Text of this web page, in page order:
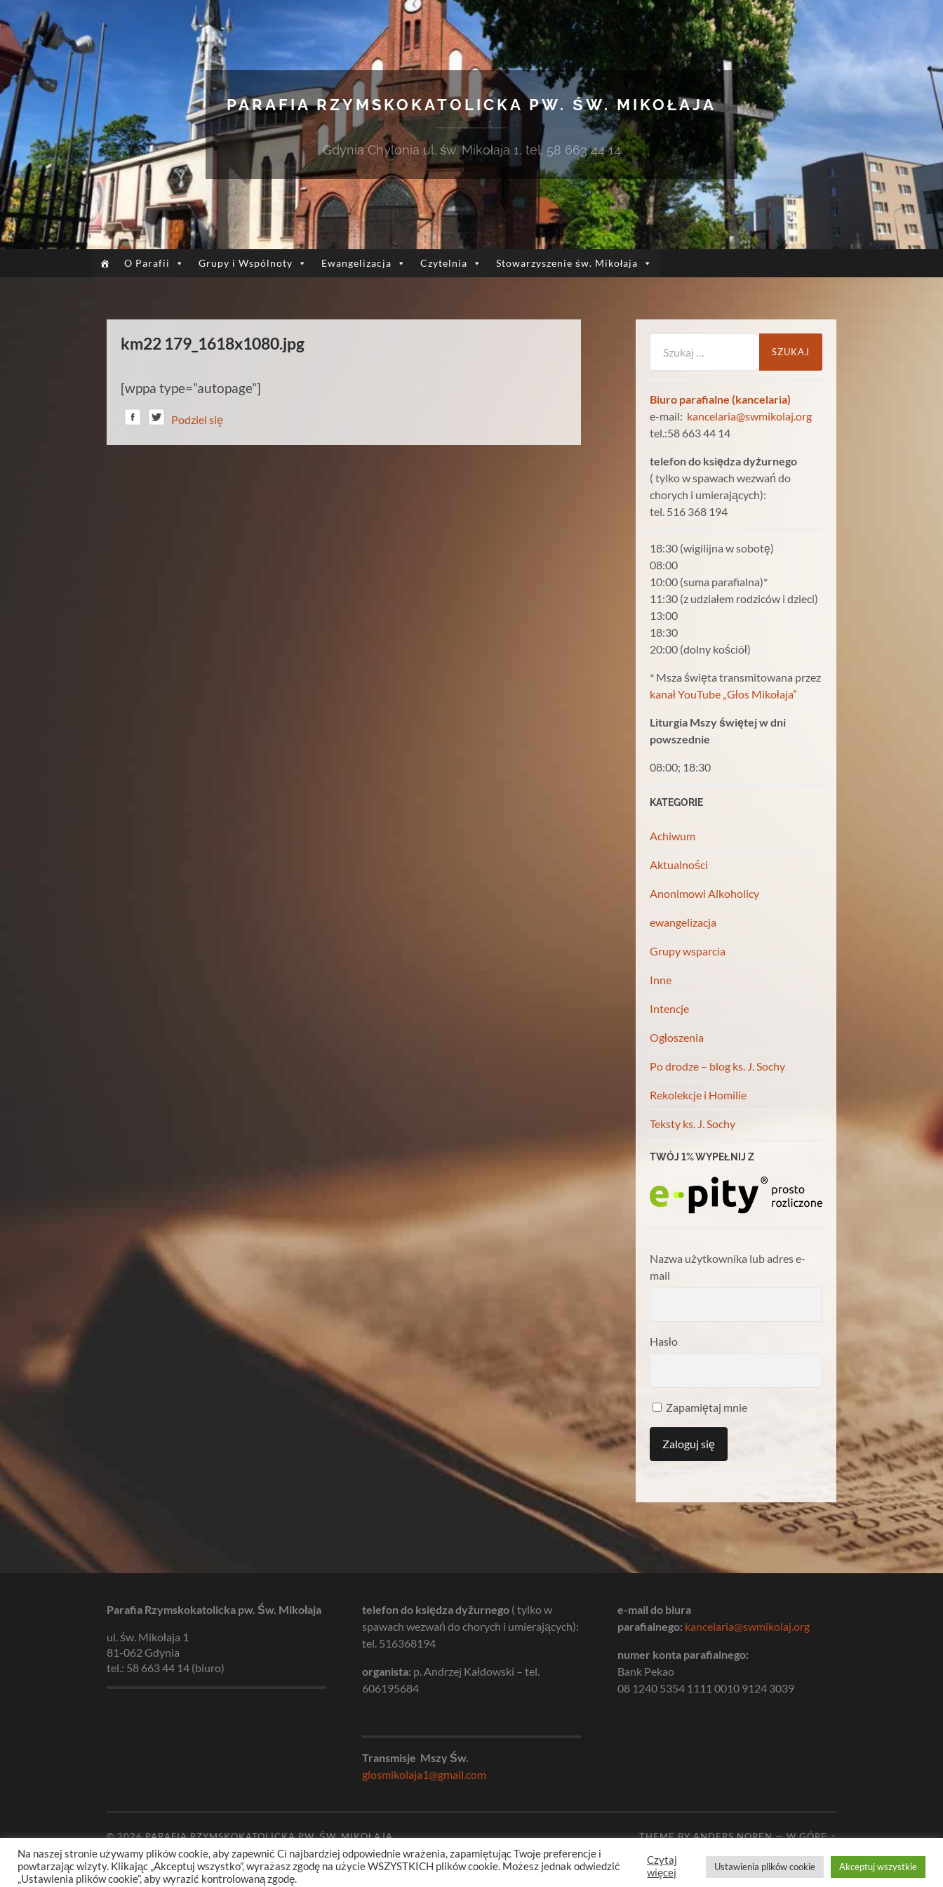
PARAFIA RZYMSKOKATOLICKA PW. ŚW. MIKOŁAJA
Gdynia Chylonia ul. św. Mikołaja 1, tel. 58 663 44 14
O Parafii Grupy i Wspólnoty Ewangelizacja Czytelnia Stowarzyszenie św. Mikołaja
km22 179_1618x1080.jpg
[wppa type=”autopage”]
Podziel się
Biuro parafialne (kancelaria)
e-mail: kancelaria@swmikolaj.org
tel.:58 663 44 14
telefon do księdza dyżurnego
( tylko w spawach wezwań do
chorych i umierających):
tel. 516 368 194
18:30 (wigilijna w sobotę)
08:00
10:00 (suma parafialna)*
11:30 (z udziałem rodziców i dzieci)
13:00
18:30
20:00 (dolny kościół)
* Msza święta transmitowana przez
kanał YouTube „Głos Mikołaja”
Liturgia Mszy świętej w dni
powszednie
08:00; 18:30
KATEGORIE
Achiwum
Aktualności
Anonimowi Alkoholicy
ewangelizacja
Grupy wsparcia
Inne
Intencje
Ogłoszenia
Po drodze – blog ks. J. Sochy
Rekolekcje i Homilie
Teksty ks. J. Sochy
TWÓJ 1% WYPEŁNIJ Z
Nazwa użytkownika lub adres e-
mail
Hasło
Zapamiętaj mnie
Parafia Rzymskokatolicka pw. Św. Mikołaja
ul. św. Mikołaja 1
81-062 Gdynia
tel.: 58 663 44 14 (biuro)
telefon do księdza dyżurnego ( tylko w
spawach wezwań do chorych i umierających):
tel. 516368194
organista: p. Andrzej Kałdowski – tel.
606195684
Transmisje Mszy Św.
glosmikolaja1@gmail.com
e-mail do biura
parafialnego: kancelaria@swmikolaj.org
numer konta parafialnego:
Bank Pekao
08 1240 5354 1111 0010 9124 3039
© 2026PARAFIA RZYMSKOKATOLICKA PW. ŚW. MIKOŁAJA THEME BYANDERS NOREN—W GÓRĘ ↑
Na naszej stronie używamy plików cookie, aby zapewnić Ci najbardziej odpowiednie wrażenia, zapamiętując Twoje preferencje i
powtarzając wizyty. Klikając „Akceptuj wszystko”, wyrażasz zgodę na użycie WSZYSTKICH plików cookie. Możesz jednak odwiedzić
„Ustawienia plików cookie”, aby wyrazić kontrolowaną zgodę.
Czytaj
więcej
Ustawienia plików cookie Akceptuj wszystkie